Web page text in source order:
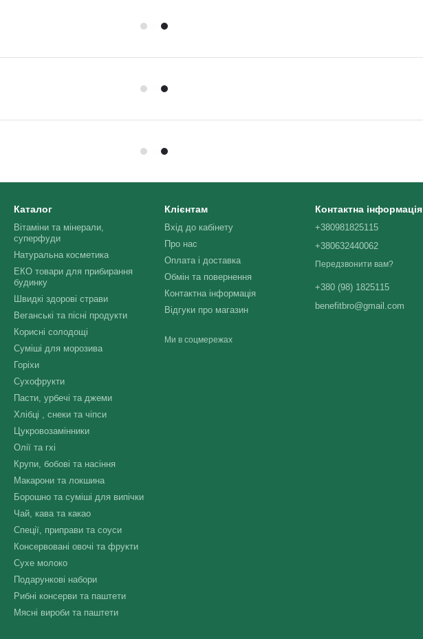
Каталог
Вітаміни та мінерали,
суперфуди
Натуральна косметика
ЕКО товари для прибирання
будинку
Швидкі здорові страви
Веганські та пісні продукти
Корисні солодощі
Суміші для морозива
Горіхи
Сухофрукти
Пасти, урбечі та джеми
Хлібці , снеки та чіпси
Цукровозамінники
Олії та гхі
Крупи, бобові та насіння
Макарони та локшина
Борошно та суміші для випічки
Чай, кава та какао
Спеції, приправи та соуси
Консервовані овочі та фрукти
Сухе молоко
Подарункові набори
Рибні консерви та паштети
Мясні вироби та паштети
Клієнтам
Вхід до кабінету
Про нас
Оплата і доставка
Обмін та повернення
Контактна інформація
Відгуки про магазин
Ми в соцмережах
Контактна інформація
+380981825115
+380632440062
Передзвонити вам?
+380 (98) 1825115
benefitbro@gmail.com